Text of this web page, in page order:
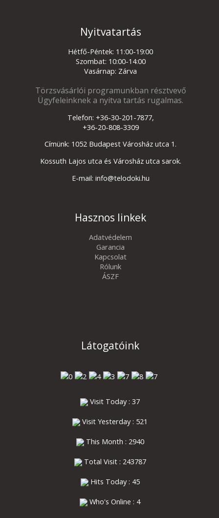
Nyitvatartás
Hétfő-Péntek: 11:00-19:00
Szombat: 10:00-14:00
Vasárnap: Zárva
Törzsvásárlói programunkban résztvevő
Ügyfeleinknek a nyitva tartás rugalmas.
Telefon: +36-30-201-7877,
+36-20-808-3309
Címünk: 1052 Budapest Városház utca 1.
Kossuth Lajos utca és Városház utca sarok.
E-mail: info@telodoki.hu
Hasznos linkek
Adatvédelem
Garancia
Kapcsolat
Rólunk
ÁSZF
Látogatóink
Visit Today : 37
Visit Yesterday : 521
This Month : 2940
Total Visit : 243787
Hits Today : 45
Who's Online : 4